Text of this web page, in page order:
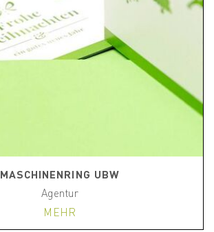
MASCHINENRING UBW
Agentur
MEHR